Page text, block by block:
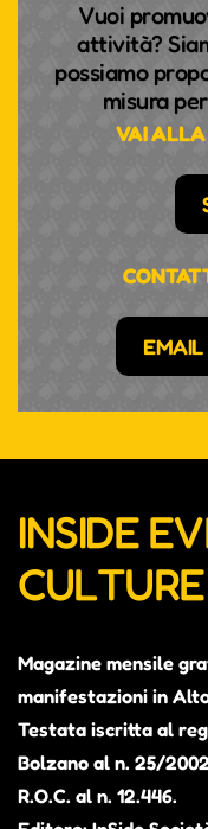
Vuoi
attività?
possiamo
misura
VAI ALLA
EMAIL
INSIDE
CULTURE
Magazine mensile
manifestazioni in
Testata iscritta al
Bolzano al n. 25/
R.O.C. al n. 12.446.